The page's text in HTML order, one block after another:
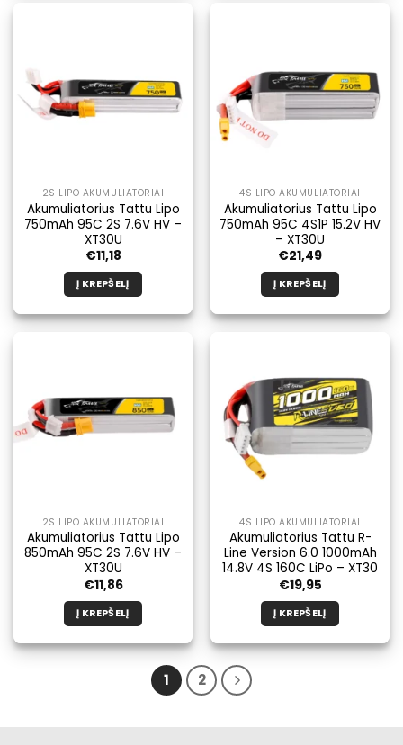
2S LIPO AKUMULIATORIAI
Akumuliatorius Tattu Lipo
750mAh 95C 2S 7.6V HV –
XT30U
€11,18
Į KREPŠELĮ
4S LIPO AKUMULIATORIAI
Akumuliatorius Tattu Lipo
750mAh 95C 4S1P 15.2V HV
– XT30U
€21,49
Į KREPŠELĮ
2S LIPO AKUMULIATORIAI
Akumuliatorius Tattu Lipo
850mAh 95C 2S 7.6V HV –
XT30U
€11,86
Į KREPŠELĮ
4S LIPO AKUMULIATORIAI
Akumuliatorius Tattu R-
Line Version 6.0 1000mAh
14.8V 4S 160C LiPo – XT30
€19,95
Į KREPŠELĮ
1 2